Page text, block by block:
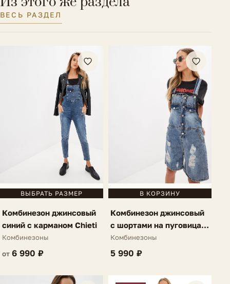
ВЕСЬ РАЗДЕЛ
ВЫБРАТЬ РАЗМЕР
Комбинезон джинсовый
синий с карманом Chieti
Комбинезоны
от 6 990 ₽
В КОРЗИНУ
Комбинезон джинсовый
с шортами на пуговицах
Chieti
Комбинезоны
5 990 ₽